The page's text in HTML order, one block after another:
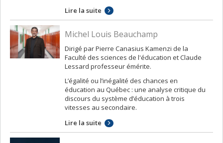
Lire la suite
Michel Louis Beauchamp
Dirigé par Pierre Canasius Kamenzi de la
Faculté des sciences de l'éducation et Claude
Lessard professeur émérite.
L’égalité ou l’inégalité des chances en
éducation au Québec : une analyse critique du
discours du système d’éducation à trois
vitesses au secondaire.
Lire la suite